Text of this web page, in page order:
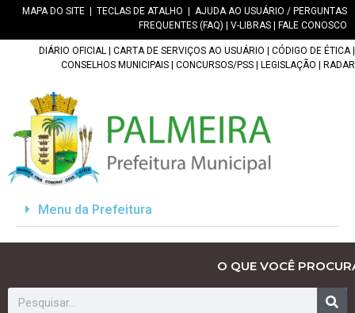
MAPA DO SITE TECLAS DE ATALHO
AJUDA AO USUÁRIO / PERGUNTAS
FREQUENTES (FAQ)
V-LIBRAS FALE CONOSCO
DIÁRIO OFICIAL CARTA DE SERVIÇOS AO USUÁRIO CÓDIGO DE ÉTICA|
CONSELHOS MUNICIPAIS
CONCURSOS/PSS LEGISLAÇÃO RADAR
Menu da Prefeitura
O QUE VOCÊ